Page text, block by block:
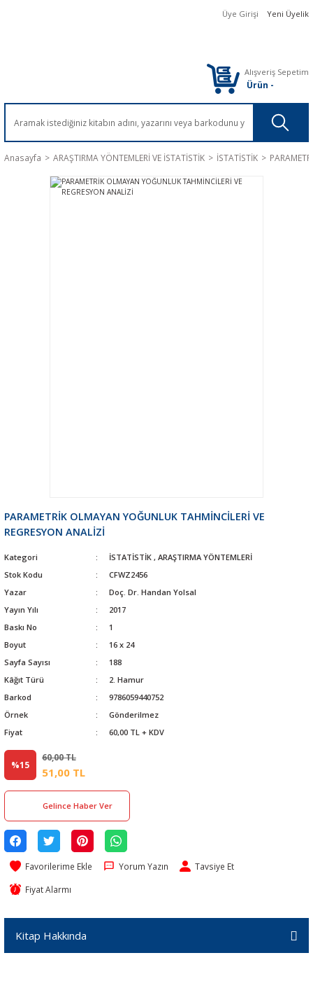
Üye Girişi Yeni Üyelik
Alışveriş Sepetim
Ürün -
Anasayfa ARAŞTIRMA YÖNTEMLERİ VE İSTATİSTİK İSTATİSTİK
PARAMETRİK OLMAYAN YOĞUNLUK TAHMİNCİLERİ VE
REGRESYON ANALİZİ
Kategori İSTATİSTİK , ARAŞTIRMA YÖNTEMLERİ
Stok Kodu
CFWZ2456
Yazar
Doç. Dr. Handan Yolsal
Yayın Yılı
2017
Baskı No
1
Boyut
16 x 24
Sayfa Sayısı
188
Kâğıt Türü
2. Hamur
Barkod
9786059440752
Örnek
Gönderilmez
Fiyat
60,00 TL + KDV
%15
60,00 TL
51,00 TL
Gelince Haber Ver
Yorum Yazın Tavsiye Et
Fiyat Alarmı
Kitap Hakkında